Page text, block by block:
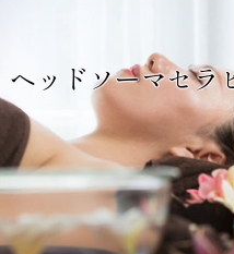
ヘッドソーマセラ